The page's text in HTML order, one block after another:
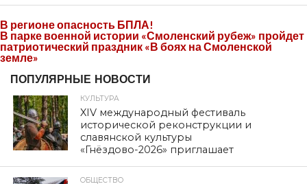
В регионе опасность БПЛА!
В парке военной истории «Смоленский рубеж» пройдет
патриотический праздник «В боях на Смоленской
земле»
ПОПУЛЯРНЫЕ НОВОСТИ
КУЛЬТУРА
XIV международный фестиваль
исторической реконструкции и
славянской культуры
«Гнёздово-2026» приглашает
ОБЩЕСТВО